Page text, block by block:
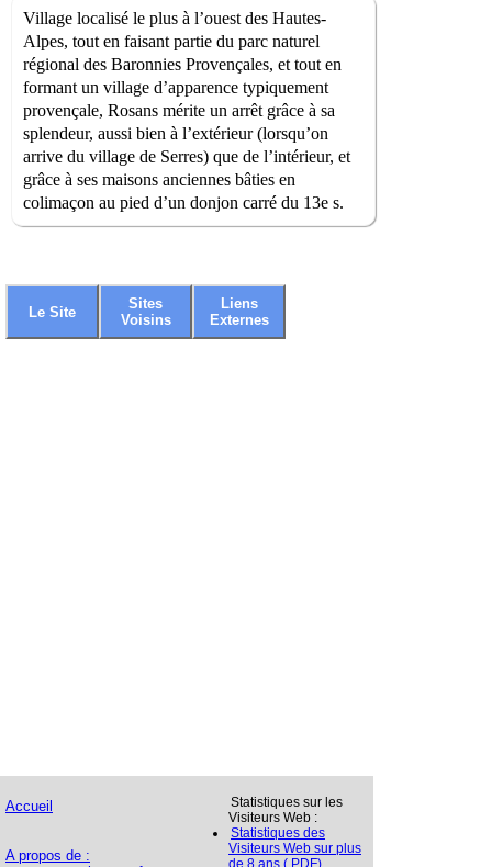
Village localisé le plus à l’ouest des Hautes-
Alpes, tout en faisant partie du parc naturel
régional des Baronnies Provençales, et tout en
formant un village d’apparence typiquement
provençale, Rosans mérite un arrêt grâce à sa
splendeur, aussi bien à l’extérieur (lorsqu’on
arrive du village de Serres) que de l’intérieur, et
grâce à ses maisons anciennes bâties en
colimaçon au pied d’un donjon carré du 13e s.
Le Site
Sites
Voisins
Liens
Externes
Accueil
A propos de :
Statistiques sur les
Visiteurs Web :
Statistiques des
Visiteurs Web sur plus